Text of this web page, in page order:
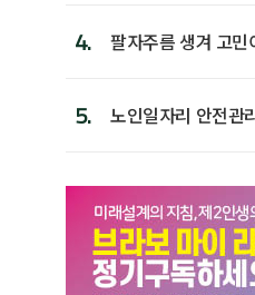
4. 팔자주름 생겨 고민
5.
노인일자리 안전관